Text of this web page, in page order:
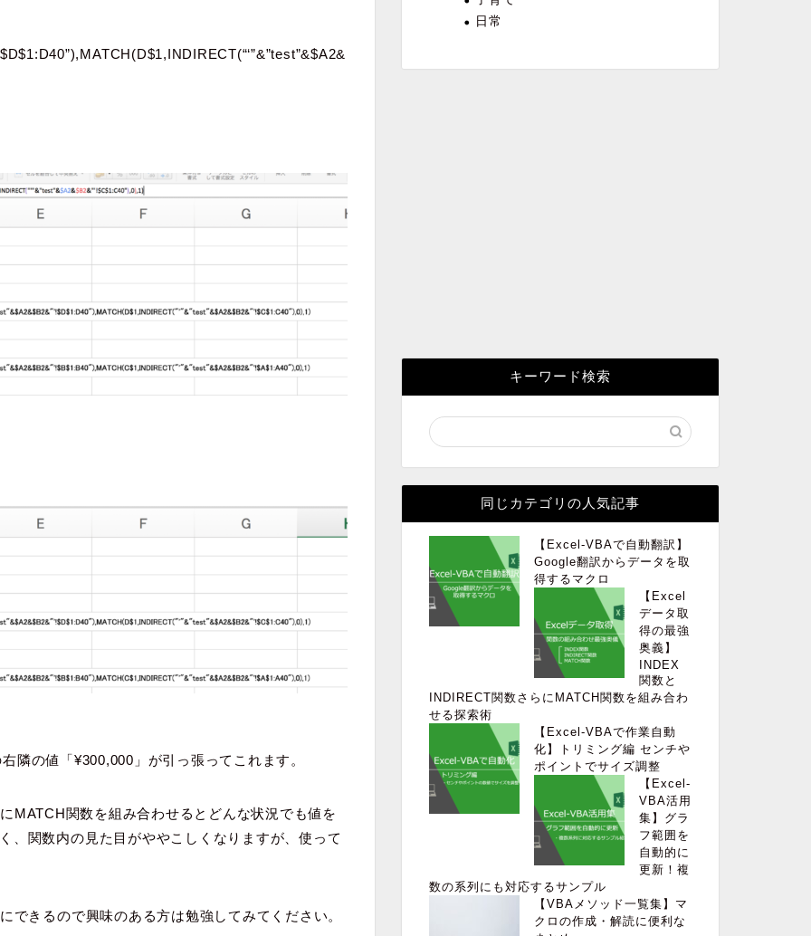
隣の値「¥300,000」が引っ張ってこれます。
MATCH関数を組み合わせるとどんな状況でも値を
、関数内の見た目がややこしくなりますが、使って
できるので興味のある方は勉強してみてください。
日常
キーワード検索
同じカテゴリの人気記事
【Excel-VBAで自動翻訳】
Google翻訳からデータを取
得するマクロ
【Excel
データ取
得の最強
奥義】
INDEX
関数と
INDIRECT関数さらにMATCH関数を組み合わ
せる探索術
【Excel-VBAで作業自動
化】トリミング編 センチや
ポイントでサイズ調整
【Excel-
VBA活用
集】グラ
フ範囲を
自動的に
更新！複
数の系列にも対応するサンプル
【VBAメソッド一覧集】マ
クロの作成・解読に便利な